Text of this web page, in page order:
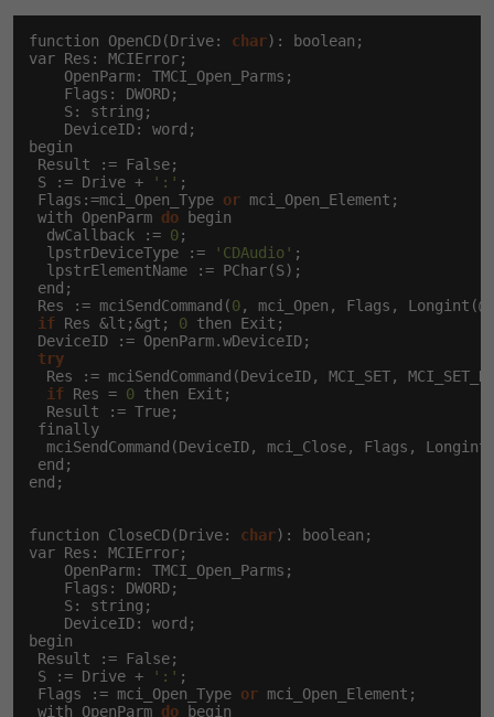
Testování a verzování
UML a návrhové vzory
React
Spring
ASP.NET MVC
Best practices
Python
HTML / CSS
UML a návrhové vzory
MySQL/MariaDB
MS-SQL
SQLite
Webdesigner
Tester
Systémový administrátor
Grafik / UX/UI návrhář
3D grafik
Projektový manažer
Databázový analytik
Copywriter
SEO specialista
PHP
C++ -80%
Swift -80%
Kotlin -80%
C -80%
VB.NET
SQL
Návrh SW
Algoritmy
Pro děti
Více
Fórum
Kurzy e-commerce
function OpenCD(Drive: char): boolean;
var Res: MCIError;
    OpenParm: TMCI_Open_Parms;
    Flags: DWORD;
    S: string;
    DeviceID: word;
begin
Result := False;
S := Drive +
':' ;
Flags:=mci_Open_Type or mci_Open_Element;
with OpenParm do begin
  dwCallback :=
0;
  lpstrDeviceType :=
'CDAudio' ;
  lpstrElementName := PChar(S);
end;
Res := mciSendCommand(0, mci_Open, Flags,
if Res &lt;&gt; 0 then Exit;
DeviceID := OpenParm.wDeviceID;
try
Res := mciSendCommand(DeviceID, MCI_SET,
if Res = 0 then Exit;
  Result := True;
finally
mciSendCommand(DeviceID, mci_Close, Flags,
end;
end;
function CloseCD(Drive: char): boolean;
var Res: MCIError;
    OpenParm: TMCI_Open_Parms;
    Flags: DWORD;
    S: string;
    DeviceID: word;
begin
Result := False;
S := Drive +
':' ;
Flags := mci_Open_Type or mci_Open_Element;
with OpenParm do begin